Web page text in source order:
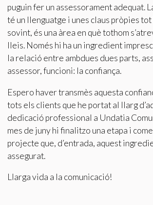
puguin fer un assessorament adequat.
té un llenguatge i unes claus pròpies tot
sovint, és una àrea en què tothom
lleis. Només hi ha un ingredient
la relació entre ambdues dues parts,
assessor, funcioni: la confiança.
Espero haver transmès aquesta
tots els clients que he portat al llarg
dedicació professional a Undatia
mes de juny hi finalitzo una etapa i
projecte que, d’entrada, aquest
assegurat.
Llarga vida a la comunicació!